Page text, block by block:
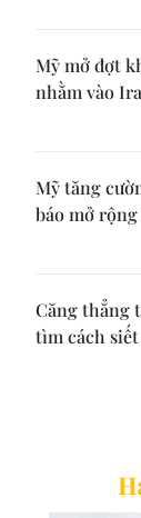
Mỹ mở đợt
nhằm vào
Mỹ tăng
báo mở
Căng thẳng
tìm cách